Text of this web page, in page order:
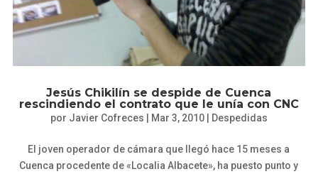
Jesús Chikilín se despide de Cuenca
rescindiendo el contrato que le unía con CNC
por Javier Cofreces Mar 3, 2010| Despedidas
El joven operador de cámara que llegó hace 15 meses a
Cuenca procedente de «Localia Albacete», ha puesto punto y